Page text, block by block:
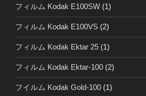
フィルム Kodak E100SW (1)
フィルム Kodak E100VS (2)
フィルム Kodak Ektar 25 (1)
フィルム Kodak Ektar-100 (2)
フイルム Kodak Gold-100 (1)